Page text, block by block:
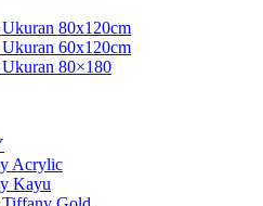
80x120cm
60x120cm
80×180
Acrylic
Kayu